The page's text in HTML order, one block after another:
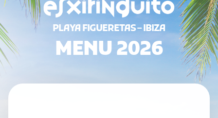
PLAYA FIGUERETAS – IBIZA
MENU 2026